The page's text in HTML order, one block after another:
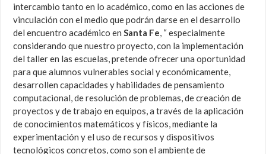
intercambio tanto en lo académico, como en las acciones de
vinculación con el medio que podrán darse en el desarrollo
del encuentro académico enSanta Fe, “ especialmente
considerando que nuestro proyecto, con la implementación
del taller en las escuelas, pretende ofrecer una oportunidad
para que alumnos vulnerables social y económicamente,
desarrollen capacidades y habilidades de pensamiento
computacional, de resolución de problemas, de creación de
proyectos y de trabajo en equipos, a través de la aplicación
de conocimientos matemáticos y físicos, mediante la
experimentación y el uso de recursos y dispositivos
tecnológicos concretos, como son el ambiente de